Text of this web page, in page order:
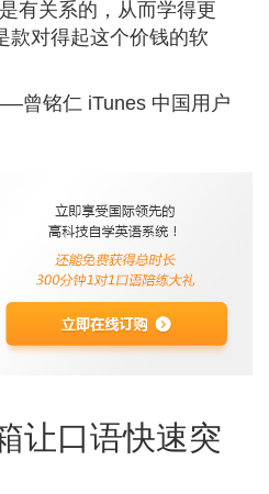
有关系的，从而学得更
款对得起这个价钱的软
曾铭仁 iTunes 中国用户
让口语快速突